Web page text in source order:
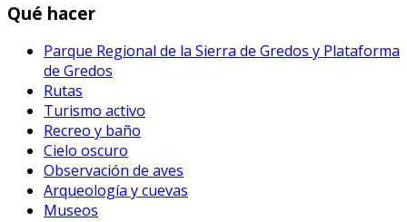
Qué hacer
Parque Regional de la Sierra de Gredos y Plataforma
de Gredos
Rutas
Turismo activo
Recreo y baño
Cielo oscuro
Observación de aves
Arqueología y cuevas
Museos